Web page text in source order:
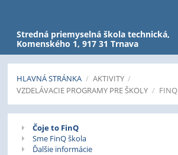
Stredná priemyselná škola technická,
Komenského 1, 917 31 Trnava
HLAVNÁ STRÁNKA / AKTIVITY /
VZDELÁVACIE PROGRAMY PRE ŠKOLY / FINQ
Čoje to FinQ
Sme FinQ škola
Ďalšie informácie